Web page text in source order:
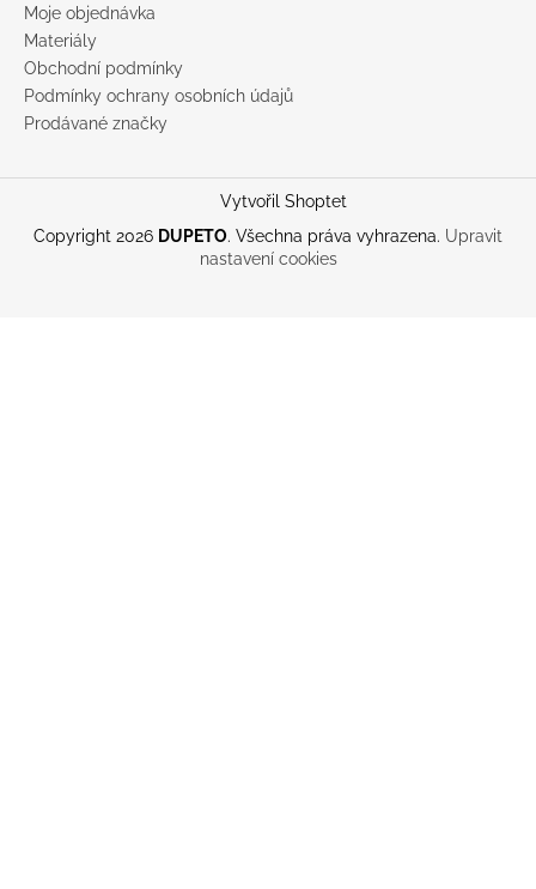
Moje objednávka
Materiály
Obchodní podmínky
Podmínky ochrany osobních údajů
Prodávané značky
Vytvořil Shoptet
Copyright 2026 DUPETO. Všechna práva vyhrazena. Upravit
nastavení cookies